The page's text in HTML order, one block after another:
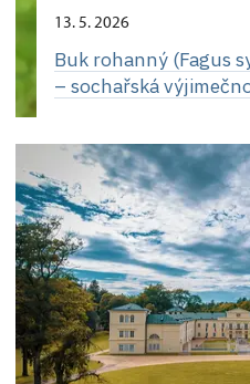
13. 5. 2026
Buk rohanný (Fagus
– sochařská